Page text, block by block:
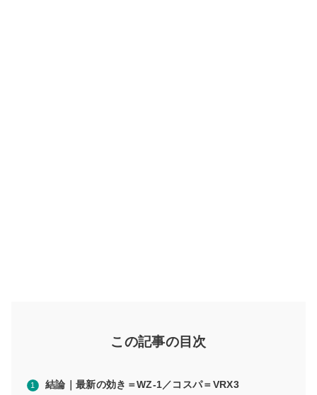
この記事の目次
結論｜最新の効き＝WZ-1／コスパ＝VRX3